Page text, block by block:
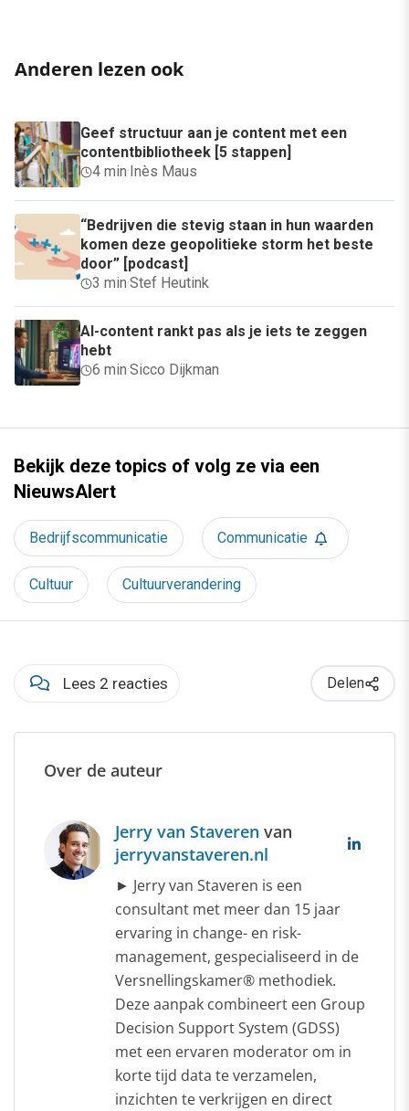
Anderen lezen ook
Geef structuur aan je content met een
contentbibliotheek [5 stappen]
4 min· Inès Maus
“Bedrijven die stevig staan in hun waarden
komen deze geopolitieke storm het beste
door” [podcast]
3 min·Stef Heutink
AI-content rankt pas als je iets te zeggen
hebt
6 min·Sicco Dijkman
Bekijk deze topics of volg ze via een
NieuwsAlert
Bedrijfscommunicatie Communicatie
Cultuur Cultuurverandering
Lees 2 reacties Delen
Over de auteur
Jerry van Staveren van
jerryvanstaveren.nl
► Jerry van Staveren is een
consultant met meer dan 15 jaar
ervaring in change- en risk-
management, gespecialiseerd in de
Versnellingskamer® methodiek.
Deze aanpak combineert een Group
Decision Support System (GDSS)
met een ervaren moderator om in
korte tijd data te verzamelen,
inzichten te verkrijgen en direct